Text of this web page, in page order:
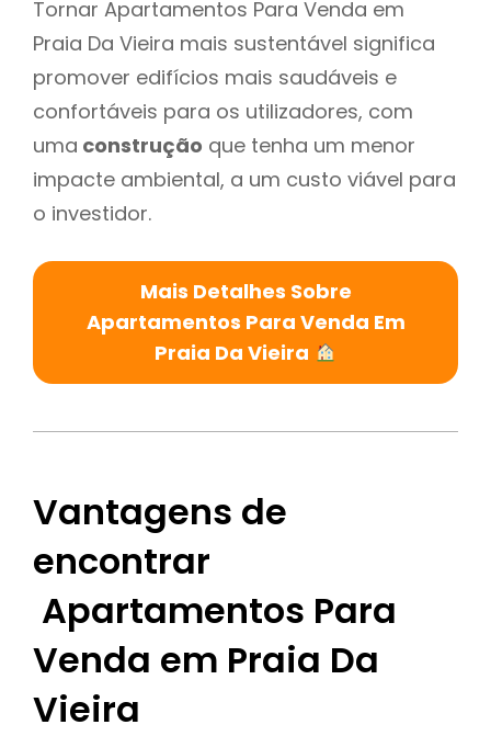
Tornar Apartamentos Para Venda em
Praia Da Vieira mais sustentável significa
promover edifícios mais saudáveis e
confortáveis para os utilizadores, com
uma construção que tenha um menor
impacte ambiental, a um custo viável para
o investidor.
Mais Detalhes Sobre
Apartamentos Para Venda Em
Praia Da Vieira
Vantagens de
encontrar
Apartamentos Para
Venda em Praia Da
Vieira